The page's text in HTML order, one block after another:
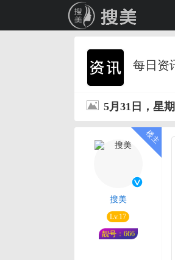
每日资
5月31日，星
搜美
Lv.17
靓号：666